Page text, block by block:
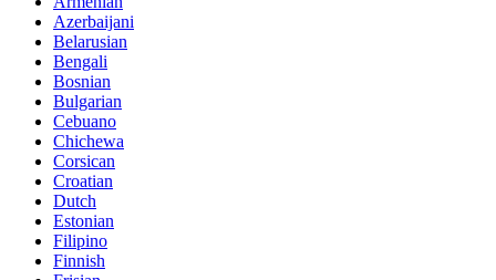
Azerbaijani
Belarusian
Bengali
Bosnian
Bulgarian
Cebuano
Chichewa
Corsican
Croatian
Dutch
Estonian
Filipino
Finnish